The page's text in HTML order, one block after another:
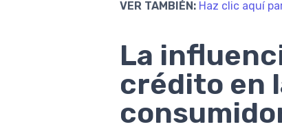
VER TAMBIÉN: Haz clic aquí
La
crédito en